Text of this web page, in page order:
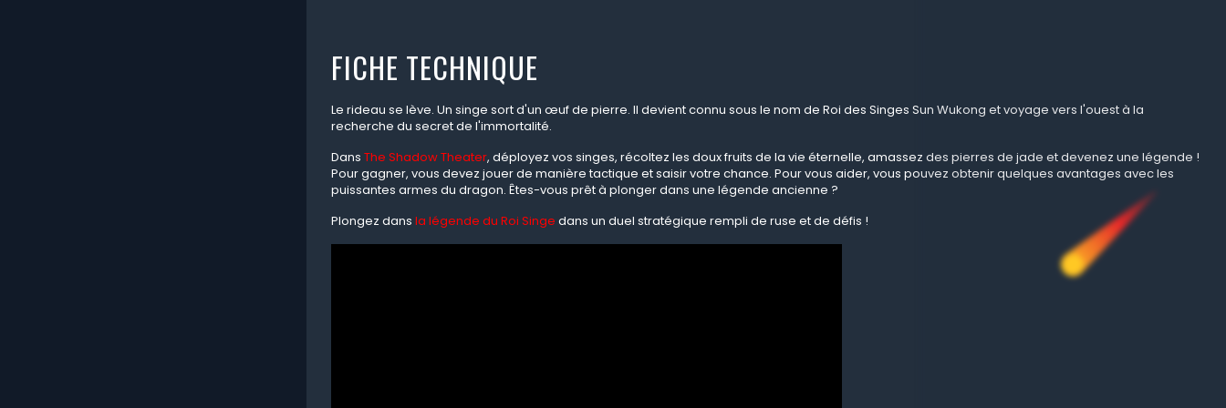
FICHE TECHNIQUE
Le rideau se lève. Un singe sort d'un œuf de pierre. Il devient connu sous le nom de Roi des Singes Sun Wukong et voyage vers l'ouestà la
recherche du secret de l'immortalité.
Dans The Shadow Theater, déployez vos singes, récoltez les doux fruits de la vie éternelle, amassez des pierres de jade et devenez une légende !
Pour gagner, vous devez jouer de manière tactique et saisir votre chance. Pour vous aider, vous pouvez obtenir quelques avantages avec les
puissantes armes du dragon. Êtes-vous prêt à plonger dans une légende ancienne ?
Plongez dans la légende du Roi Singe dans un duel stratégique rempli de ruse et de défis !